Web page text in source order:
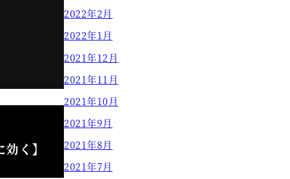
く】
2022年2月
2022年1月
2021年12月
2021年11月
2021年10月
2021年9月
2021年8月
2021年7月